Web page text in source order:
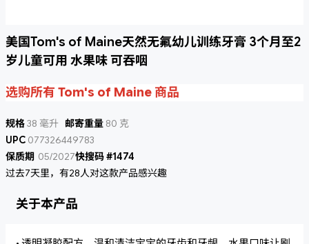
美国Tom's of Maine天然无氟幼儿训练牙膏 3个月至2
岁儿童可用 水果味 可吞咽
选购所有 Tom's of Maine 商品
规格38 毫升 邮寄重量 80 克
UPC 077326449783
保质期 05/2027快搜码 #1474
过去7天里，有28人对这款产品感兴趣
关于本产品